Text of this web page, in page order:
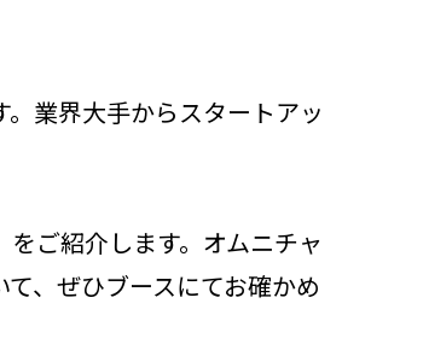
業界大手からスタートアッ
ご紹介します。オムニチャ
、ぜひブースにてお確かめ